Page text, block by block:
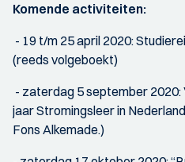
Komende activiteiten:
- 19 t/m 25 april 2020:
(reeds volgeboekt)
- zaterdag 5 september
jaar Stromingsleer in
Fons Alkemade.)